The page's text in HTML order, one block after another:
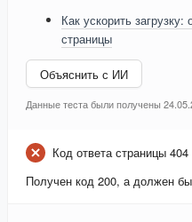
Как ускорить
страницы
Объяснить с ИИ
Данные теста были получены
Код ответа страницы 404
Получен код 200, а должен